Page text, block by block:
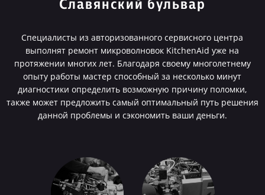
Славянский бульвар
Специалисты из авторизованного сервисного центра
выполнят ремонт микроволновок KitchenAid уже на
протяжении многих лет. Благодаря своему многолетнему
опыту работы мастер способный за несколько минут
диагностики определить возможную причину поломки,
также может предложить самый оптимальный путь решения
данной проблемы и сэкономить ваши деньги.